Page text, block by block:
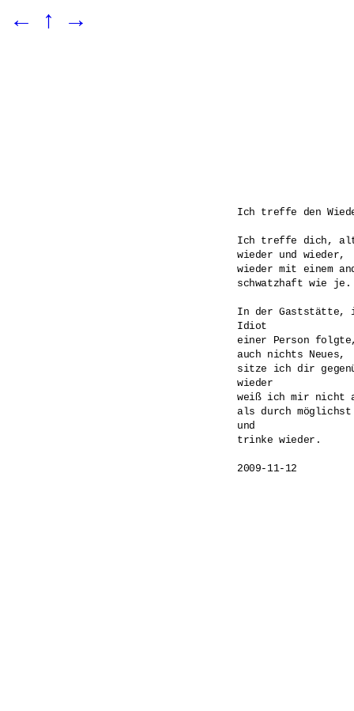
← ↑ →
Ich treffe den
Ich treffe dich,
wieder und wieder,
wieder mit einem
schwatzhaft wie je.
In der Gaststätte,
Idiot
einer Person
auch nichts Neues,
sitze ich dir
wieder
weiß ich mir nicht
als durch
und
trinke wieder.